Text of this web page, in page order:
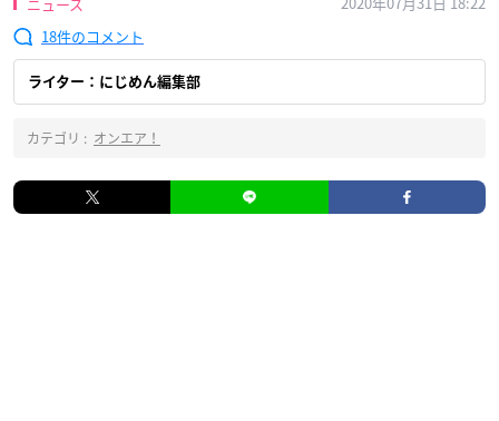
18
ライター：にじめん編集部
カテゴリ : オンエア！